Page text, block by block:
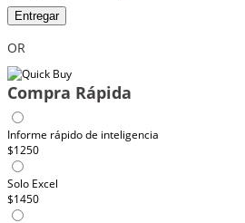
Entregar
OR
Compra Rápida
Informe rápido de inteligencia
$1250
Solo Excel
$1450